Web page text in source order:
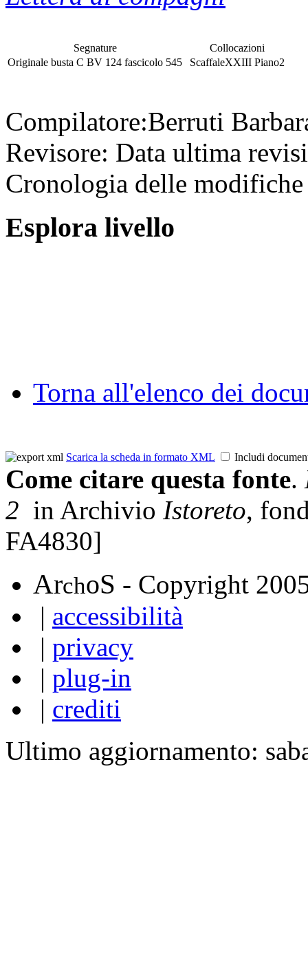
Segnature
Originale busta C BV 124 fascicolo 545
Collocazioni
ScaffaleXXIII Piano2
Compilatore:Berruti
Revisore: Data ultima
Cronologia delle
Esplora livello
Torna all'elenco dei
Scarica la scheda in formato XML Includi
Come citare questa fonte.
2 in Archivio Istoreto,
FA4830]
ArchoS - Copyright
| accessibilità
| privacy
| plug-in
| crediti
Ultimo aggiornamento: